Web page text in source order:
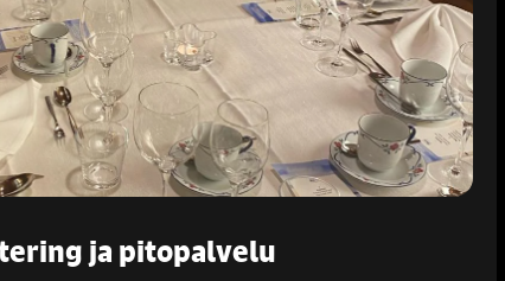
ja pitopalvelu